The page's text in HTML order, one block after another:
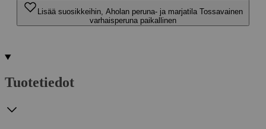
Lisää suosikkeihin, Aholan peruna- ja marjatila Tossavainen
varhaisperuna paikallinen
Tuotetiedot